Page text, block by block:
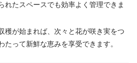
れたスペースでも効率よく管理できま
穫が始まれば、次々と花が咲き実をつ
たって新鮮な恵みを享受できます。